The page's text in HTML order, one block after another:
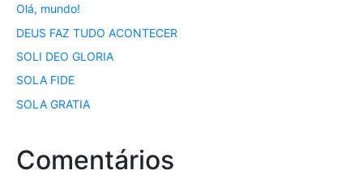
Olá, mundo!
DEUS FAZ TUDO ACONTECER
SOLI DEO GLORIA
SOLA FIDE
SOLA GRATIA
Comentários